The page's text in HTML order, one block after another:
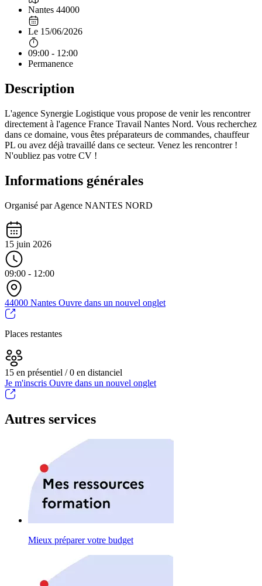
Nantes 44000
Le 15/06/2026
09:00 - 12:00
Permanence
Description
L'agence Synergie Logistique vous propose de venir les rencontrer
directement à l'agence France Travail Nantes Nord. Vous recherchez
dans ce domaine, vous êtes préparateurs de commandes, chauffeur
PL ou avez déjà travaillé dans ce secteur. Venez les rencontrer !
N'oubliez pas votre CV !
Informations générales
Organisé par Agence NANTES NORD
15 juin 2026
09:00 - 12:00
44000 Nantes Ouvre dans un nouvel onglet
Places restantes
15 en présentiel / 0 en distanciel
Je m'inscris Ouvre dans un nouvel onglet
Autres services
Mieux préparer votre budget